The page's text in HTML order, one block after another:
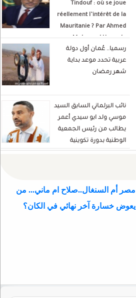
Tindouf : où se joue
réellement l’intérêt de la
Mauritanie ? Par Ahmed
Mohamed Hamada
Écrivain et analyste
politique
رسميا.. عُمان أول دولة
عربية تحدد موعد بداية
شهر رمضان
نائب البرلماني السابق السيد
موسي ولد ابو سيدي أعمر
يطالب من رئيس الجمعية
الوطنية بدورة تكوينية
للنواب الجديد
مصر أم السنغال..صلاح ام ماني... من
يعوض خسارة آخر نهائي في الكان؟